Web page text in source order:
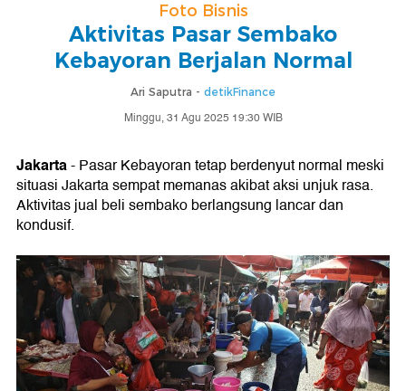
Foto Bisnis
Aktivitas Pasar Sembako
Kebayoran Berjalan Normal
Ari Saputra - detikFinance
Minggu, 31 Agu 2025 19:30 WIB
Jakarta- Pasar Kebayoran tetap berdenyut normal meski
situasi Jakarta sempat memanas akibat aksi unjuk rasa.
Aktivitas jual beli sembako berlangsung lancar dan
kondusif.